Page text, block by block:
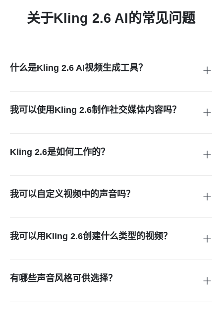
关于Kling 2.6 AI的常见问题
什么是Kling 2.6 AI视频生成工具？
我可以使用Kling 2.6制作社交媒体内容吗？
Kling 2.6是如何工作的？
我可以自定义视频中的声音吗？
我可以用Kling 2.6创建什么类型的视频？
有哪些声音风格可供选择？